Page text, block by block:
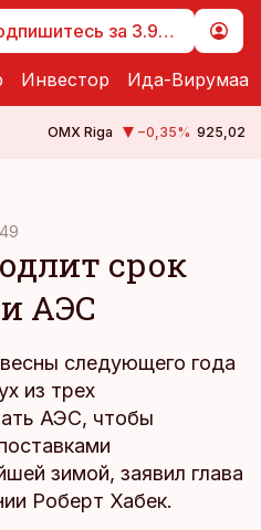
Подпишитесь за 3.99 €
Инвестор Ида-Вирумаа
OMX Riga −0,35% 925,02
срок
АЭС
следующего года
из трех
АЭС, чтобы
зимой, заявил глава
Роберт Хабек.